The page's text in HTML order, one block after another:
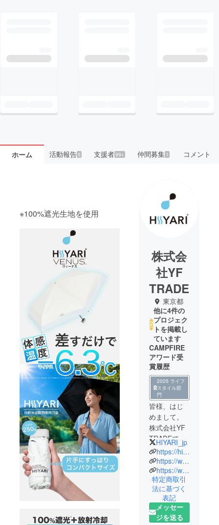
ホーム 活動報告5 支援者99+ 仲間募集 1 コメント
※100%遮光生地を使用
株式会
社YF
TRADE
東京都
他に4件の
プロジェク
トを掲載し
ています
CAMPFIRE
アワード受
賞履歴
2025 ライフ
スタイル部
門
皆様、はじ
めまして。
株式会社YF
TRADEで
す。
プロフィー
ルを確認い
ただき、あ
りがとうご
ざいます。
HIYARI_jp
https://hiyari.jp/
https://www.instagram.com/hiyari.jp/
https://www.facebook.com/profile.php?id=61556588128306&locale=ja_JP
特定商取引
法に基づく
表記
メッセー
ジを送る